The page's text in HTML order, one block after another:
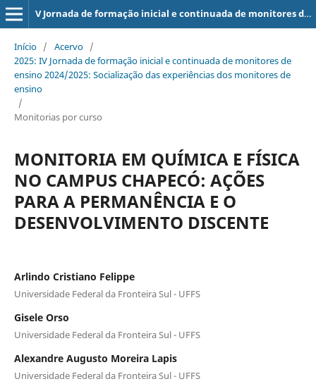
V Jornada de formação inicial e continuada de monitores de ensino 2025/2026
Início / Acervo /
2025: IV Jornada de formação inicial e continuada de monitores de
ensino 2024/2025: Socialização das experiências dos monitores de
ensino
/
Monitorias por curso
MONITORIA EM QUÍMICA E FÍSICA
NO CAMPUS CHAPECÓ: AÇÕES
PARA A PERMANÊNCIA E O
DESENVOLVIMENTO DISCENTE
Arlindo Cristiano Felippe
Universidade Federal da Fronteira Sul - UFFS
Gisele Orso
Universidade Federal da Fronteira Sul - UFFS
Alexandre Augusto Moreira Lapis
Universidade Federal da Fronteira Sul - UFFS